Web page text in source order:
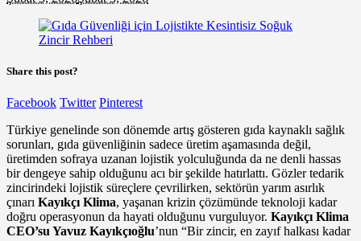
Share this post?
Facebook Twitter Pinterest
Türkiye genelinde son dönemde artış gösteren gıda kaynaklı sağlık
sorunları, gıda güvenliğinin sadece üretim aşamasında değil,
üretimden sofraya uzanan lojistik yolculuğunda da ne denli hassas
bir dengeye sahip olduğunu acı bir şekilde hatırlattı. Gözler tedarik
zincirindeki lojistik süreçlere çevrilirken, sektörün yarım asırlık
çınarı Kayıkçı Klima, yaşanan krizin çözümünde teknoloji kadar
doğru operasyonun da hayati olduğunu vurguluyor. Kayıkçı Klima
CEO’su Yavuz Kayıkçıoğlu’nun “Bir zincir, en zayıf halkası kadar